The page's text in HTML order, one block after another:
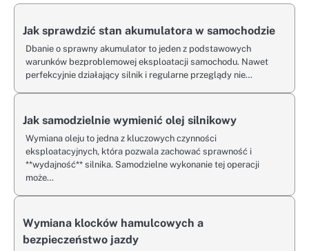
Jak sprawdzić stan akumulatora w samochodzie
Dbanie o sprawny akumulator to jeden z podstawowych
warunków bezproblemowej eksploatacji samochodu. Nawet
perfekcyjnie działający silnik i regularne przeglądy nie…
Jak samodzielnie wymienić olej silnikowy
Wymiana oleju to jedna z kluczowych czynności
eksploatacyjnych, która pozwala zachować sprawność i
**wydajność** silnika. Samodzielne wykonanie tej operacji
może…
Wymiana klocków hamulcowych a
bezpieczeństwo jazdy